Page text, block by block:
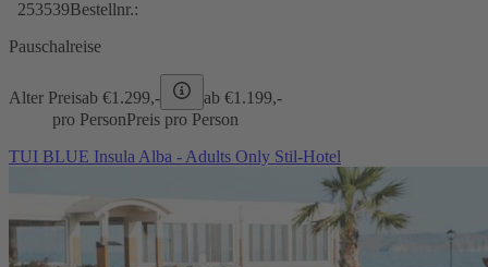
253539Bestellnr.:
Pauschalreise
Alter Preisab €1.299,- ab €1.199,-
pro PersonPreis pro Person
TUI BLUE Insula Alba - Adults Only Stil-Hotel